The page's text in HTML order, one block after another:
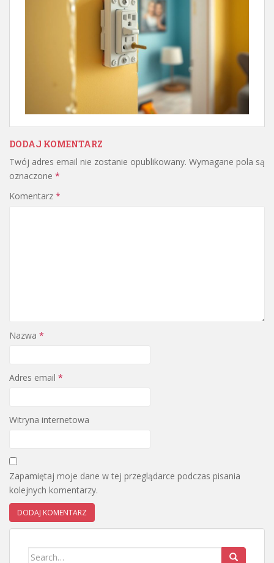
DODAJ KOMENTARZ
Twój adres email nie zostanie opublikowany. Wymagane pola są
oznaczone *
Komentarz *
Nazwa *
Adres email *
Witryna internetowa
Zapamiętaj moje dane w tej przeglądarce podczas pisania
kolejnych komentarzy.
Search